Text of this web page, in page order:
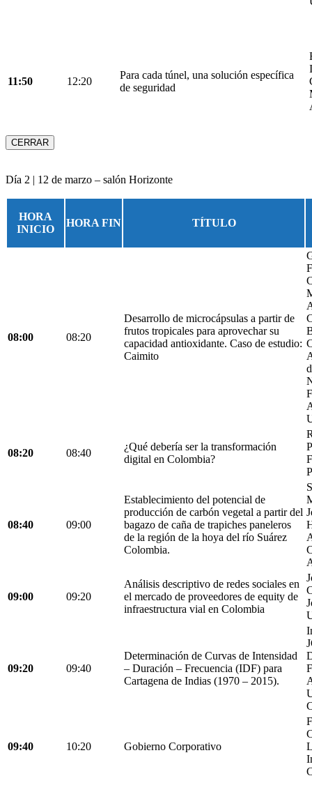
11:50 12:20
Para cada túnel, una solución específica
de seguridad
CERRAR
Día 2 | 12 de marzo – salón Horizonte
HORA
INICIO
HORA FIN TÍTULO
08:00 08:20
Desarrollo de microcápsulas a partir de
frutos tropicales para aprovechar su
capacidad antioxidante. Caso de estudio:
Caimito
08:20 08:40
¿Qué debería ser la transformación
digital en Colombia?
08:40 09:00
Establecimiento del potencial de
producción de carbón vegetal a partir del
bagazo de caña de trapiches paneleros
de la región de la hoya del río Suárez
Colombia.
09:00 09:20
Análisis descriptivo de redes sociales en
el mercado de proveedores de equity de
infraestructura vial en Colombia
09:20 09:40
Determinación de Curvas de Intensidad
– Duración – Frecuencia (IDF) para
Cartagena de Indias (1970 – 2015).
09:40 10:20 Gobierno Corporativo